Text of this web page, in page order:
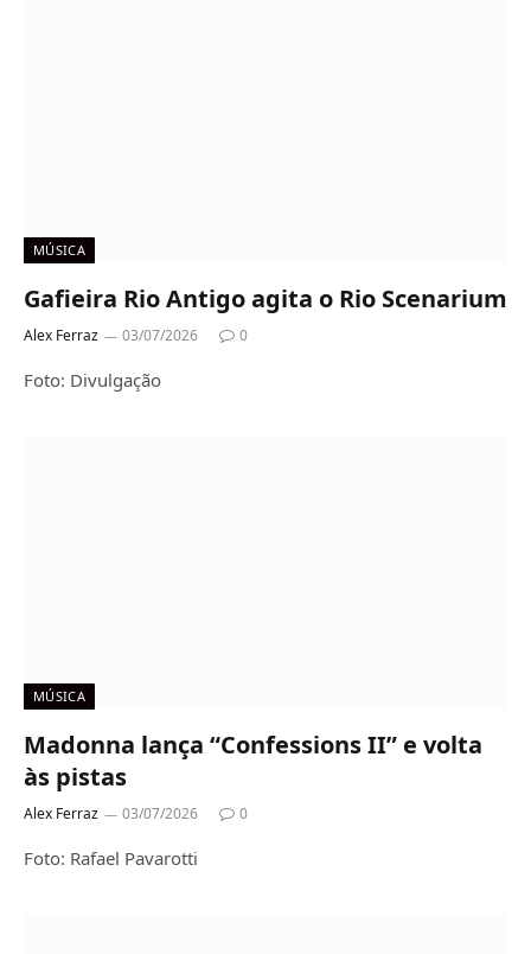
MÚSICA
Gafieira Rio Antigo agita o Rio Scenarium
Alex Ferraz 03/07/2026 0
Foto: Divulgação
MÚSICA
Madonna lança “Confessions II” e volta
às pistas
Alex Ferraz 03/07/2026 0
Foto: Rafael Pavarotti